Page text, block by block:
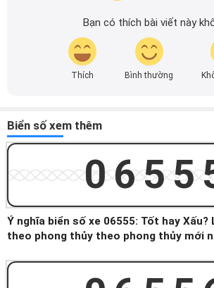
Bạn có thích bài viết này
Thích Bình thường
Biển số xem thêm
Ý nghĩa biển số xe 06555: Tốt hay
theo phong thủy theo phong thủy mới